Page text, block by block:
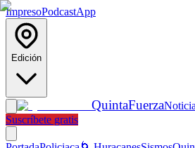
ImpresoPodcastApp
Edición
QuintaFuerza
Suscríbete gratis